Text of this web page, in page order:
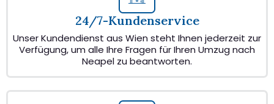
24/7-Kundenservice
Unser Kundendienst aus Wien steht Ihnen jederzeit zur
Verfügung, um alle Ihre Fragen für Ihren Umzug nach
Neapel zu beantworten.